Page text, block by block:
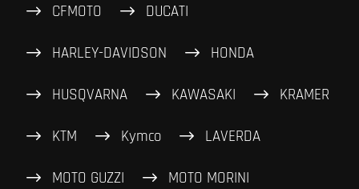
CFMOTO DUCATI
HARLEY-DAVIDSON HONDA
HUSQVARNA KAWASAKI KRAMER
KTM Kymco LAVERDA
MOTO GUZZI MOTO MORINI